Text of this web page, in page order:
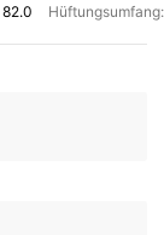
82.0